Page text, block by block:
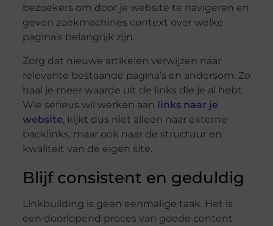
bezoekers om door je website te navigeren en
geven zoekmachines context over welke
pagina’s belangrijk zijn.
Zorg dat nieuwe artikelen verwijzen naar
relevante bestaande pagina’s en andersom. Zo
haal je meer waarde uit de links die je al hebt.
Wie serieus wil werken aan links naar je
website, kijkt dus niet alleen naar externe
backlinks, maar ook naar de structuur en
kwaliteit van de eigen site.
Blijf consistent en geduldig
Linkbuilding is geen eenmalige taak. Het is
een doorlopend proces van goede content